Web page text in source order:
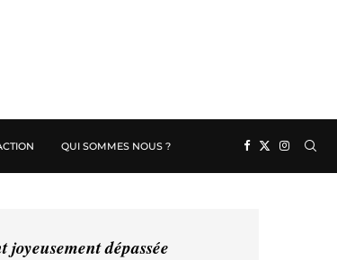
QUI SOMMES NOUS ?
dépassée